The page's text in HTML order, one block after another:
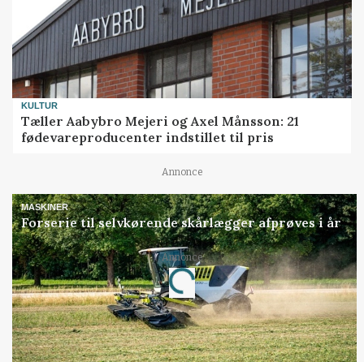
KULTUR
Tæller Aabybro Mejeri og Axel Månsson: 21
fødevareproducenter indstillet til pris
Annonce
MASKINER
Forserie til selvkørende skårlægger afprøves i år
Annonce
Loading...
Jobs